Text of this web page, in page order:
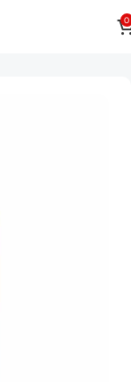
0